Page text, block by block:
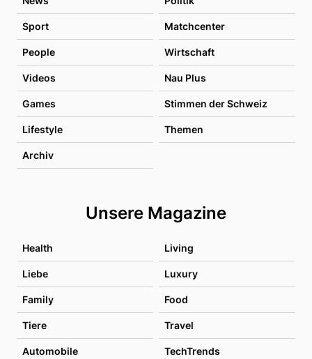
Sport Matchcenter
People Wirtschaft
Videos Nau Plus
Games Stimmen der Schweiz
Lifestyle Themen
Archiv
Unsere Magazine
Health Living
Liebe Luxury
Family Food
Tiere Travel
Automobile TechTrends